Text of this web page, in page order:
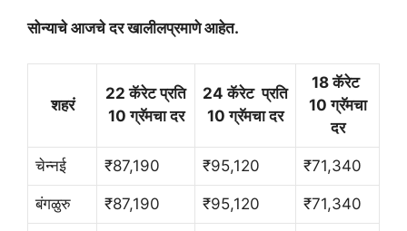
सोन्याचे आजचे दर खालीलप्रमाणे आहेत.
शहरं
22 कॅरेट प्रति
10 ग्रॅमचा दर
24 कॅरेट प्रति
10 ग्रॅमचा दर
18 कॅरेट
10 ग्रॅमचा
दर
चेन्नई ₹87,190 ₹95,120 ₹71,340
बंगळुरु ₹87,190 ₹95,120 ₹71,340